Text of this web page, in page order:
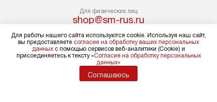
с менеджером. За эту услугу будет
взиматься дополнительная плата.
Обратите внимание на размеры
товара: например, если габариты
холодильника не позволяют
пронести его через дверной проем,
сотрудники транспортной службы
запуск и
по
монтаж не
Для физических лиц
shop@sm-rus.ru
business@kvalitet.company
НАПИСАТЬ РУКОВОДСТВУ
Для работы нашего сайта используются cookie. Используя наш сайт,
вы предоставляете согласие на обработку ваших персональных
данных с помощью сервисов веб-аналитики (Cookie) и
присоединяетесь к тексту «Согласия на обработку персональных
данных»
Соглашаюсь